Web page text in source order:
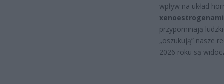
wpływ na układ
xenoestrogenami
przypominają
„oszukują” nasze
2026 roku są